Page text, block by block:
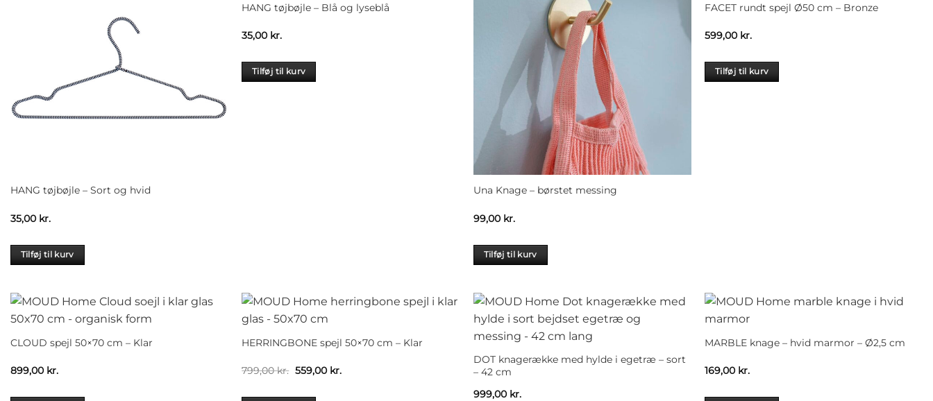
HANG tøjbøjle – Sort og hvid
35,00 kr.
Tilføj til kurv
HANG tøjbøjle – Blå og lyseblå
35,00 kr.
Tilføj til kurv
Una Knage – børstet messing
99,00 kr.
Tilføj til kurv
FACET rundt spejl Ø50 cm – Bronze
599,00 kr.
Tilføj til kurv
CLOUD spejl 50×70 cm – Klar
899,00 kr.
HERRINGBONE spejl 50×70 cm – Klar
799,00kr. Den
oprindelige
559,00 kr.Den
DOT knagerække med hylde i egetræ – sort
– 42 cm
999,00 kr.
MARBLE knage – hvid marmor – Ø2,5 cm
169,00 kr.